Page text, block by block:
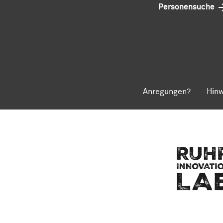
Personensuche
Anregungen?